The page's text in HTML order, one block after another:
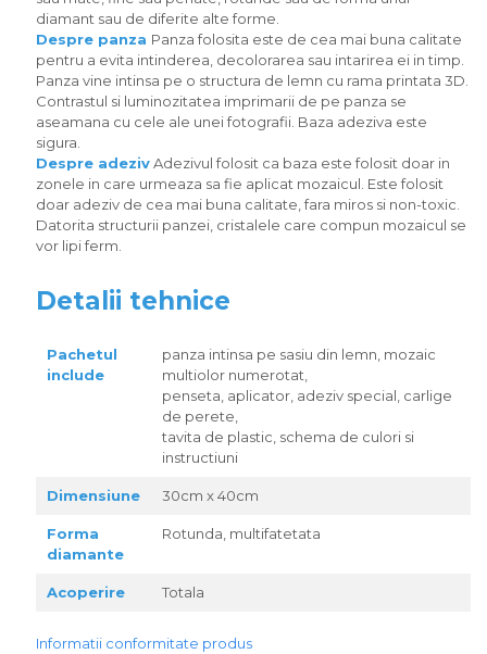
diamant sau de diferite alte forme.
Despre panza Panza folosita este de cea mai buna calitate
pentru a evita intinderea, decolorarea sau intarirea ei in timp.
Panza vine intinsa pe o structura de lemn cu rama printata 3D.
Contrastul si luminozitatea imprimarii de pe panza se
aseamana cu cele ale unei fotografii. Baza adeziva este
sigura.
Despre adezivAdezivul folosit ca baza este folosit doar in
zonele in care urmeaza sa fie aplicat mozaicul. Este folosit
doar adeziv de cea mai buna calitate, fara miros si non-toxic.
Datorita structurii panzei, cristalele care compun mozaicul se
vor lipi ferm.
Detalii tehnice
Pachetul
include
panza intinsa pe sasiu din lemn, mozaic
multiolor numerotat,
penseta, aplicator, adeziv special, carlige
de perete,
tavita de plastic, schema de culori si
instructiuni
Dimensiune 30cm x 40cm
Forma
diamante
Rotunda, multifatetata
Acoperire Totala
Informatii conformitate produs